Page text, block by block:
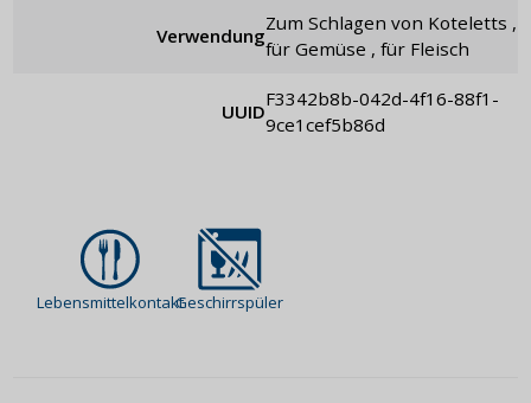
Verwendung
zum Schlagen von Koteletts ,
für Gemüse , für Fleisch
UUID
f3342b8b-042d-4f16-88f1-
9ce1cef5b86d
LebensmittelkontaktGeschirrspüler